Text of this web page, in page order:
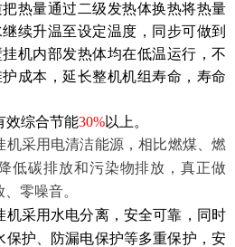
热量通过二级发热体换热将热量
续升温至设定温度，同步可做到
机内部发热体均在低温运行，不
成本，延长整机机组寿命，寿命
效综合节能30%以上。
机采用电清洁能源，相比燃煤、燃
低碳排放和污染物排放，真正做
零噪音。
机采用水电分离，安全可靠，同时
保护、防漏电保护等多重保护，安